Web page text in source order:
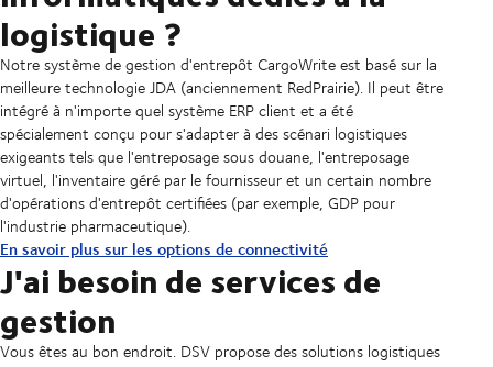
logistique ?
Notre système de gestion d'entrepôt CargoWrite est basé sur la
meilleure technologie JDA (anciennement RedPrairie). Il peut être
intégré à n'importe quel système ERP client et a été
spécialement conçu pour s'adapter à des scénari logistiques
exigeants tels que l'entreposage sous douane, l'entreposage
virtuel, l'inventaire géré par le fournisseur et un certain nombre
d'opérations d'entrepôt certifiées (par exemple, GDP pour
l'industrie pharmaceutique).
En savoir plus sur les options de connectivité
J'ai besoin de services de
gestion
Vous êtes au bon endroit. DSV propose des solutions logistiques